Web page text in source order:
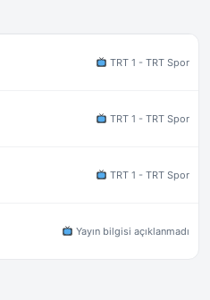
TRT 1 - TRT Spor
TRT 1 - TRT Spor
TRT 1 - TRT Spor
Yayın bilgisi açıklanmadı